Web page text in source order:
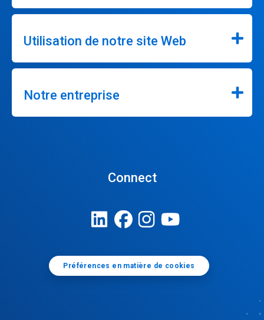
Utilisation de notre site Web
Notre entreprise
Connect
Préférences en matière de cookies